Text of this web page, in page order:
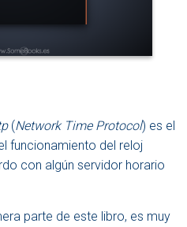
(Network Time Protocol) es el
funcionamiento del reloj
con algún servidor horario
parte de este libro, es muy